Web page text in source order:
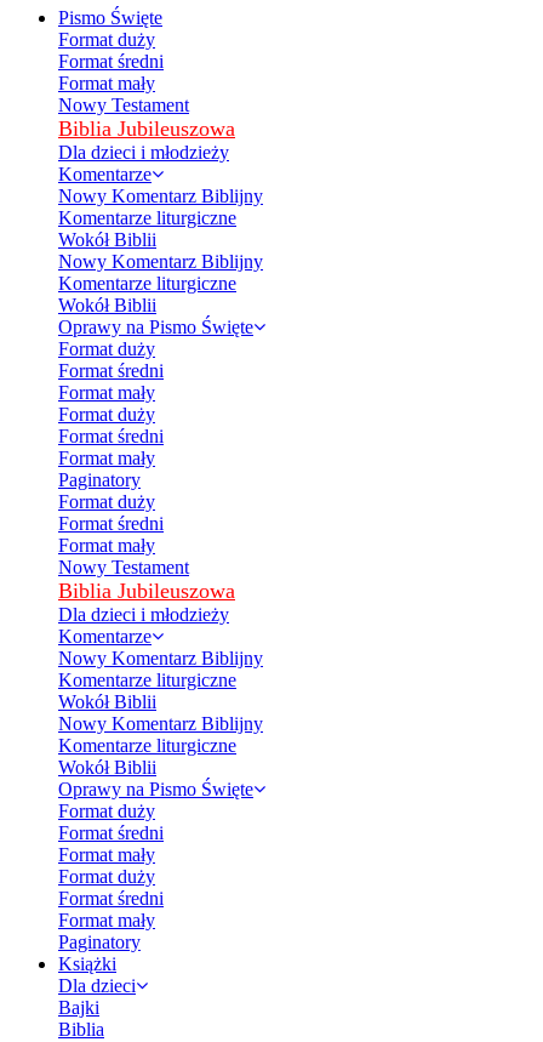
Pismo Święte
Format duży
Format średni
Format mały
Nowy Testament
Biblia Jubileuszowa
Dla dzieci i młodzieży
Komentarze
Nowy Komentarz Biblijny
Komentarze liturgiczne
Wokół Biblii
Nowy Komentarz Biblijny
Komentarze liturgiczne
Wokół Biblii
Oprawy na Pismo Święte
Format duży
Format średni
Format mały
Format duży
Format średni
Format mały
Paginatory
Format duży
Format średni
Format mały
Nowy Testament
Biblia Jubileuszowa
Dla dzieci i młodzieży
Komentarze
Nowy Komentarz Biblijny
Komentarze liturgiczne
Wokół Biblii
Nowy Komentarz Biblijny
Komentarze liturgiczne
Wokół Biblii
Oprawy na Pismo Święte
Format duży
Format średni
Format mały
Format duży
Format średni
Format mały
Paginatory
Książki
Dla dzieci
Bajki
Biblia